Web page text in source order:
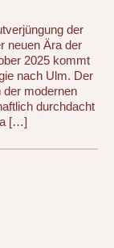
der
neuen Ära der
2025 kommt
nach Ulm. Der
der modernen
durchdacht
[…]